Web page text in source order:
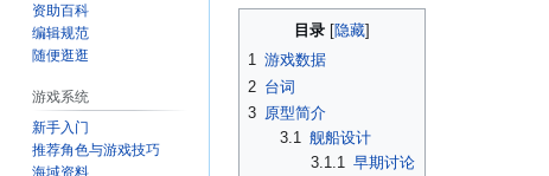
导
搜
目录
1 游戏数据
2 台词
3 原型简介
3.1
舰船设计
3.1.1
早期讨论
资助百科
编辑规范
随便逛逛
游戏系统
新手入门
推荐角色与游戏技巧
海域资料